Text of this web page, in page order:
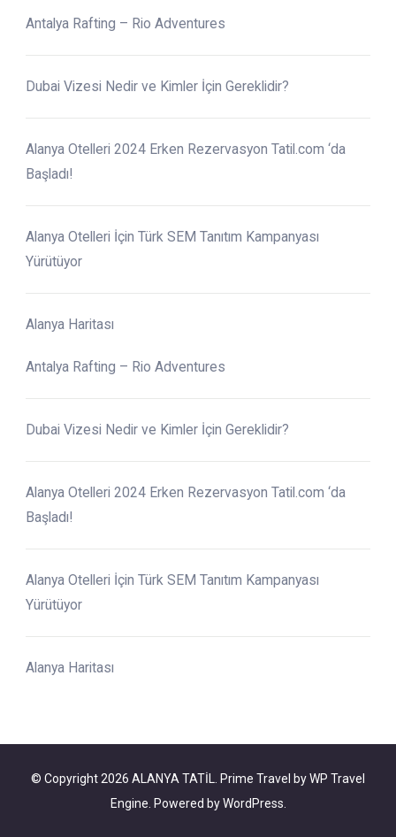
Antalya Rafting – Rio Adventures
Dubai Vizesi Nedir ve Kimler İçin Gereklidir?
Alanya Otelleri 2024 Erken Rezervasyon Tatil.com ‘da
Başladı!
Alanya Otelleri İçin Türk SEM Tanıtım Kampanyası
Yürütüyor
Alanya Haritası
Antalya Rafting – Rio Adventures
Dubai Vizesi Nedir ve Kimler İçin Gereklidir?
Alanya Otelleri 2024 Erken Rezervasyon Tatil.com ‘da
Başladı!
Alanya Otelleri İçin Türk SEM Tanıtım Kampanyası
Yürütüyor
Alanya Haritası
© Copyright 2026 ALANYA TATİL. Prime Travel byWP Travel
Engine. Powered byWordPress.